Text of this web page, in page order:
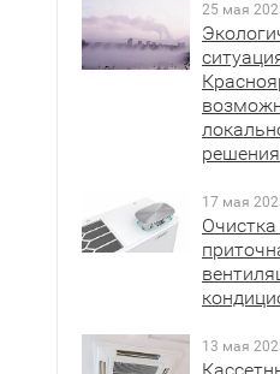
25 мая
решения
17 мая
13 мая